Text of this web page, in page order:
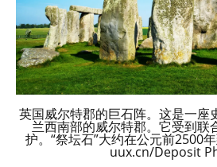
英国威尔特郡的巨石阵。这是一座
兰西南部的威尔特郡。它受到联
护。“祭坛石”大约在公元前2500
uux.cn/Deposit